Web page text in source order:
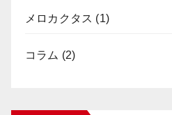
メロカクタス (1)
コラム (2)